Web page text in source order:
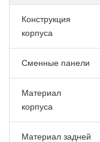
Конструкция
корпуса
Сменные панели
Материал
корпуса
Материал задней